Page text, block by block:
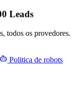
Leads
todos os provedores.
Politica de robots